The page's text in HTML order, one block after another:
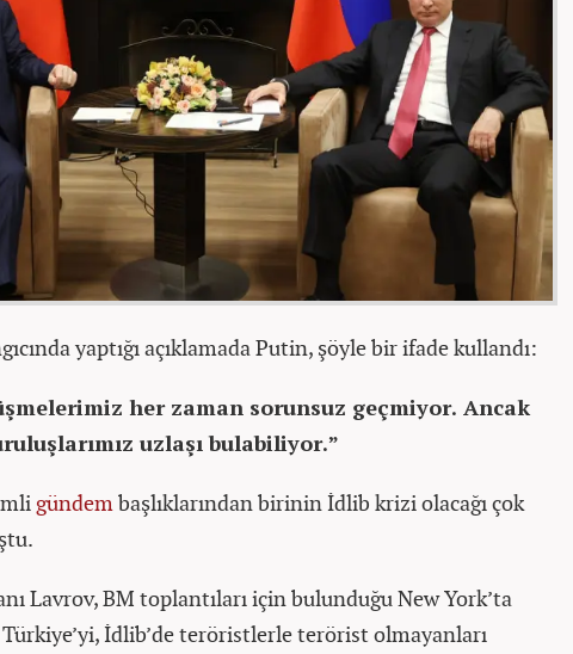
yaptığı açıklamada Putin, şöyle bir ifade kullandı:
her zaman sorunsuz geçmiyor. Ancak
uzlaşı bulabiliyor.”
gündembaşlıklarından birinin İdlib krizi olacağı çok
Lavrov, BM toplantıları için bulunduğu New York’ta
Türkiye’yi, İdlib’de teröristlerle terörist olmayanları